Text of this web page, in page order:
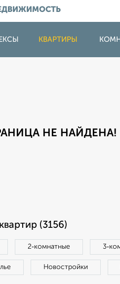
КВАРТИРЫ
НЕ НАЙДЕНА!
(3156)
2‑комнатные
Новостройки